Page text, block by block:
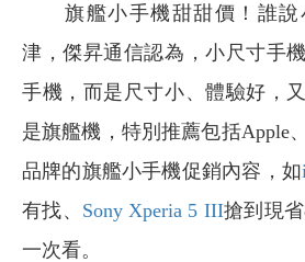
旗艦小手機甜甜價！誰說
津，傑昇通信認為，小尺寸手
手機，而是尺寸小、體驗好，
是旗艦機，特別推薦包括Apple
品牌的旗艦小手機促銷內容，如
有找、 Sony Xperia 5 III搶到現
一次看。